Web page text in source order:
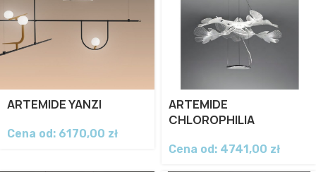
ARTEMIDE YANZI
Cena od: 6170,00 zł
ARTEMIDE
CHLOROPHILIA
Cena od: 4741,00 zł